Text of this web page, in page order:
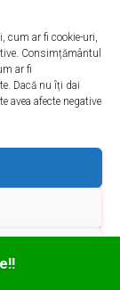
cum ar fi cookie-uri,
Consimțământul
ar fi
Dacă nu îți dai
afecte negative